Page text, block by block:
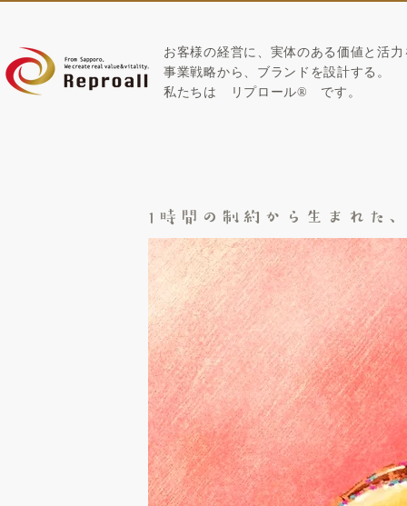
お客様の経営に、実体のある価値と活
​事業戦略から、ブランドを設計する。
私たちは
リプロール® です。
1時間の制約から生まれた